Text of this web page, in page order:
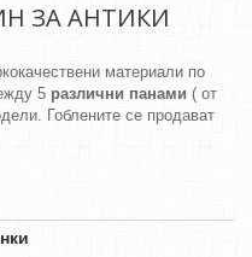
ЗА АНТИКИ
материали по
5 различни панами ( от
Гоблените се продават